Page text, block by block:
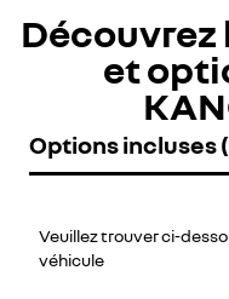
et
Options incluses
Veuillez trouver ci-
véhicule